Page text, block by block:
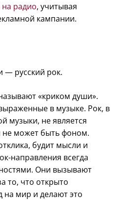
радио, учитывая
кампании.
— русский рок.
«криком души».
в музыке. Рок, в
музыки, не является
не может быть фоном.
будит мысли и
направления всегда
Они вызывают
то, что открыто
на мир и делают это